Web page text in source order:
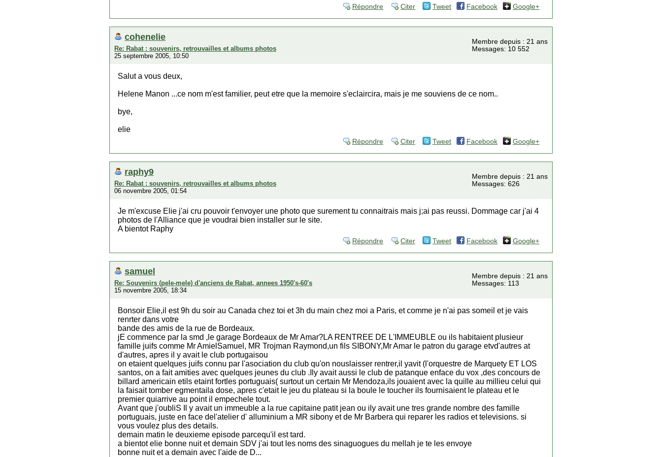
Répondre Citer Tweet Facebook Google+
cohenelie
Re: Rabat : souvenirs, retrouvailles et albums photos
25 septembre 2005, 10:50
Membre depuis : 21 ans
Messages: 10 552
Salut a vous deux,
Helene Manon ...ce nom m'est familier, peut etre que la memoire s'eclaircira, mais je me souviens de ce nom..
bye,
elie
Répondre Citer Tweet Facebook Google+
raphy9
Re: Rabat : souvenirs, retrouvailles et albums photos
06 novembre 2005, 01:54
Membre depuis : 21 ans
Messages: 626
Je m'excuse Elie j'ai cru pouvoir t'envoyer une photo que surement tu connaitrais mais j;ai pas reussi. Dommage car j'ai 4
photos de l'Alliance que je voudrai bien installer sur le site.
A bientot Raphy
Répondre Citer Tweet Facebook Google+
samuel
Re: Souvenirs (pele-mele) d'anciens de Rabat, annees 1950's-60's
15 novembre 2005, 18:34
Membre depuis : 21 ans
Messages: 113
Bonsoir Elie,il est 9h du soir au Canada chez toi et 3h du main chez moi a Paris, et comme je n'ai pas someil et je vais
renrter dans votre
bande des amis de la rue de Bordeaux.
jE commence par la smd ,le garage Bordeaux de Mr Amar?LA RENTREE DE L'IMMEUBLE ou ils habitaient plusieur
famille juifs comme Mr AmielSamuel, MR Trojman Raymond,un fils SIBONY,Mr Amar le patron du garage etvd'autres at
d'autres, apres il y avait le club portugaisou
on etaient quelques juifs connu par l'asociation du club qu'on nouslaisser rentrer,il yavit (l'orquestre de Marquety ET LOS
santos, on a fait amities avec quelques jeunes du club .Ily avait aussi le club de patanque enface du vox ,des concours de
billard americain etils etaint fortles portuguais( surtout un certain Mr Mendoza,ils jouaient avec la quille au millieu celui qui
la faisait tomber egmentaila dose, apres c'etait le jeu du plateau si la boule le toucher ils fournisaient le plateau et le
premier quiarrive au point il empechele tout.
Avant que j'oubliS Il y avait un immeuble a la rue capitaine patit jean ou ily avait une tres grande nombre des famille
portuguais, juste en face del'atelier d' alluminium a MR sibony et de Mr Barbera qui reparer les radios et televisions. si
vous voulez plus des details.
demain matin le deuxieme episode parcequ'il est tard.
a bientot elie bonne nuit et demain SDV j'ai tout les noms des sinaguogues du mellah je te les envoye
bonne nuit et a demain avec l'aide de D...